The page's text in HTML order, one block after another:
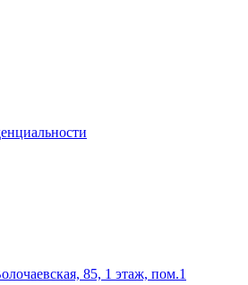
85, 1 этаж, пом.1